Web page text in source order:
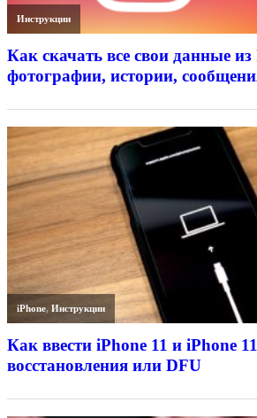
Инструкции
Как скачать все свои данные
фотографии, истории,
iPhone,Инструкции
Как ввести iPhone 11 и iPhone
восстановления или DFU